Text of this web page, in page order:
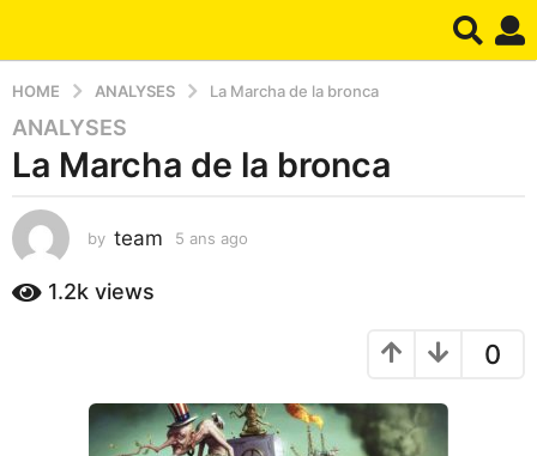
HOME ANALYSES La Marcha de la bronca
5
a
s
a
o
ANALYSES
La Marcha de la bronca
by team 5 ans ago
1.2k views
0